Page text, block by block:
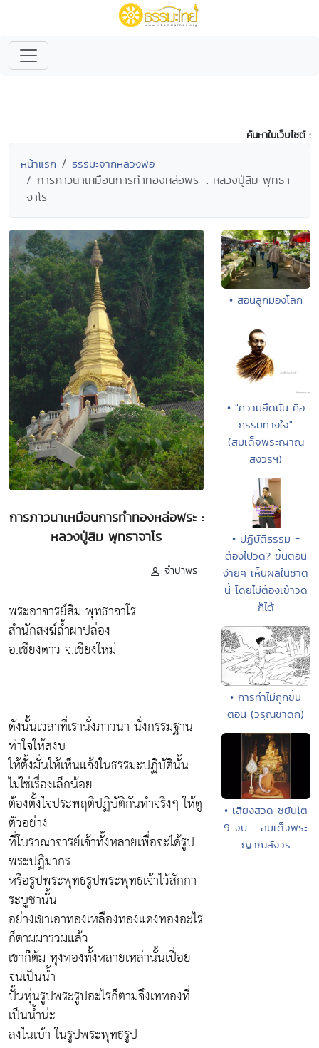
ค้นหาในเว็บไซต์ :
หน้าแรก ธรรมะจากหลวงพ่อ
การภาวนาเหมือนการทำทองหล่อพระ : หลวงปู่สิม พุทธา
จาโร
การภาวนาเหมือนการทำทองหล่อพระ :
หลวงปู่สิม พุทธาจาโร
จำปาพร
พระอาจารย์สิม พุทธาจาโร
สำนักสงฆ์ถ้ำผาปล่อง
อ.เชียงดาว จ.เชียงใหม่
...
ดังนั้นเวลาที่เรานั่งภาวนา นั่งกรรมฐาน
ทำใจให้สงบ
ให้ตั้งมั่นให้เห็นแจ้งในธรรมะปฏิบัตินั้น
ไม่ใช่เรื่องเล็กน้อย
ต้องตั้งใจประพฤติปฏิบัติกันทำจริงๆ ให้ดู
ตัวอย่าง
ที่โบราณาจารย์เจ้าทั้งหลายเพื่อจะได้รูป
พระปฏิมากร
หรือรูปพระพุทธรูปพระพุทธเจ้าไว้สักกา
ระบูชานั้น
อย่างเขาเอาทองเหลืองทองแดงทองอะไร
ก็ตามมารวมแล้ว
เขาก็ต้ม หุงทองทั้งหลายเหล่านั้นเปื่อย
จนเป็นน้ำ
ปั้นหุ่นรูปพระรูปอะไรก็ตามจึงเททองที่
เป็นน้ำน่ะ
ลงในเบ้า ในรูปพระพุทธรูป
• สอนลูกมองโลก
• "ความยึดมั่น คือ
กรรมทางใจ"
(สมเด็จพระญาณ
สังวรฯ)
• ปฏิบัติธรรม =
ต้องไปวัด? ขั้นตอน
ง่ายๆ เห็นผลในชาติ
นี้ โดยไม่ต้องเข้าวัด
ก็ได้
• การทำไม่ถูกขั้น
ตอน (วรุณชาดก)
• เสียงสวด ชยันโต
9 จบ - สมเด็จพระ
ญาณสังวร